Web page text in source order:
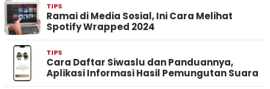
TIPS
Ramai di Media Sosial, Ini Cara Melihat
Spotify Wrapped 2024
TIPS
Cara Daftar Siwaslu dan Panduannya,
Aplikasi Informasi Hasil Pemungutan Suara